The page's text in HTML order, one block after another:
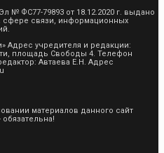
№ ФС77-79893 от 18.12.2020 г. выдано
сфере связи, информационных
Адрес учредителя и редакции:
площадь Свободы 4. Телефон
Автаева Е.Н. Адрес
материалов данного сайт